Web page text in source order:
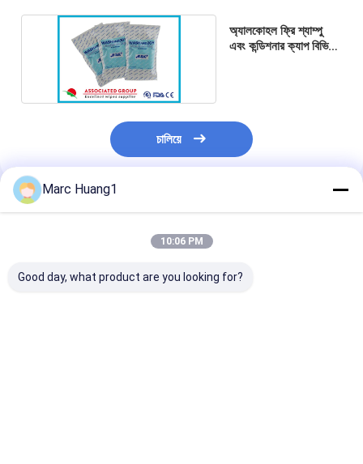
অ্যালকোহল ফ্রি শ্যাম্পু
এবং কন্ডিশনার ক্যাপ বিভিন্ন
চালিয়ে
প্রস্তাবিত পণ্য
Marc Huang1
10:06 PM
Good day, what product are you looking for?